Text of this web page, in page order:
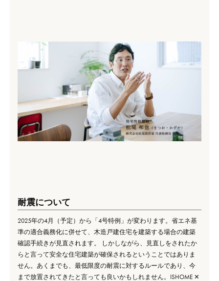
耐震について
2025年の4月（予定）から「4号特例」が変わります。省エネ基
準の適合義務化に併せて、木造戸建住宅を建築する場合の建築
確認手続きが見直されます。 しかしながら、見直しをされたか
らと言って安全な住宅建築が確保されるということではありま
せん。あくまでも、最低限度の耐震に対するルールであり、今
まで放置されてきたと言っても良いかもしれません。ISHOME ✕